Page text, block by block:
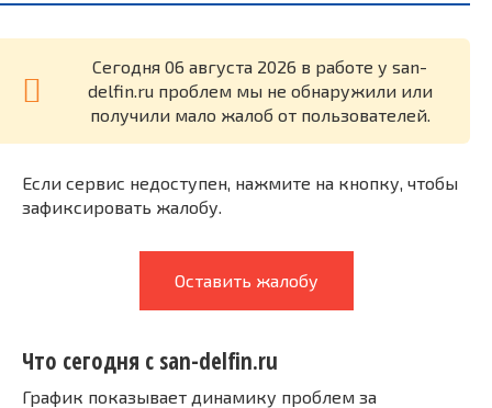
Cегодня 06 августа 2026 в работе у san-
delfin.ru проблем мы не обнаружили или
получили мало жалоб от пользователей.
Если сервис недоступен, нажмите на кнопку, чтобы
зафиксировать жалобу.
Оставить жалобу
Что сегодня с san-delfin.ru
График показывает динамику проблем за